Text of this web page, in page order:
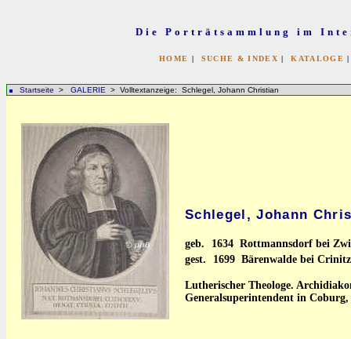
Die Porträtsammlung im
HOME | SUCHE & INDEX |KATALOGE
Startseite > GALERIE > Volltextanzeige: Schlegel, Johann Christian
Schlegel, Johann
geb.
1634 Rottmannsdorf bei
gest.
1699 Bärenwalde bei
Lutherischer Theologe.
Generalsuperintendent in